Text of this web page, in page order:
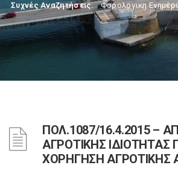
Συχνές Αναζητήσεις: Φορολογικη
ΠΟΛ.1087/16.4.2015 –
ΑΓΡΟΤΙΚΗΣ ΙΔΙΟΤΗΤΑΣ
ΧΟΡΗΓΗΣΗ ΑΓΡΟΤΙΚΗΣ